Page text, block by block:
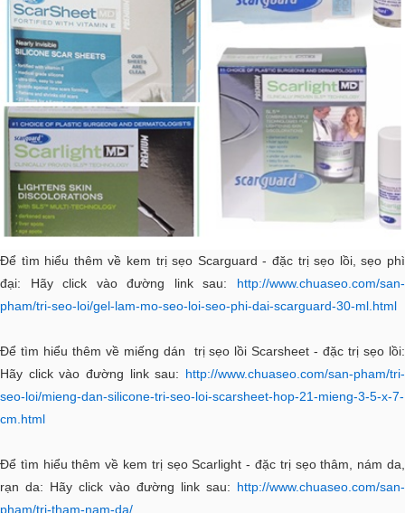
Để tìm hiểu thêm về kem trị sẹo Scarguard - đặc trị sẹo lồi, sẹo phì
đại: Hãy click vào đường link sau: http://www.chuaseo.com/san-
pham/tri-seo-loi/gel-lam-mo-seo-loi-seo-phi-dai-scarguard-30-ml.html
Để tìm hiểu thêm về miếng dán trị sẹo lồi Scarsheet - đặc trị sẹo lồi:
Hãy click vào đường link sau: http://www.chuaseo.com/san-pham/tri-
seo-loi/mieng-dan-silicone-tri-seo-loi-scarsheet-hop-21-mieng-3-5-x-7-
cm.html
Để tìm hiểu thêm về kem trị sẹo Scarlight - đặc trị sẹo thâm, nám da,
rạn da: Hãy click vào đường link sau: http://www.chuaseo.com/san-
pham/tri-tham-nam-da/